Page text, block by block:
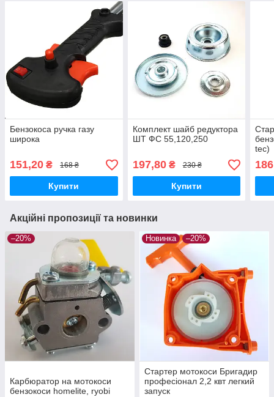
Бензокоса ручка газу
широка
151,20 ₴ 168 ₴
Купити
Комплект шайб редуктора
ШТ ФС 55,120,250
197,80₴ 230 ₴
Купити
tec)
Акційні пропозиції та новинки
–20%
Карбюратор на мотокоси
бензокоси homelite, ryobi
Новинка –20%
Стартер мотокоси Бригадир
професіонал 2,2 квт легкий
запуск